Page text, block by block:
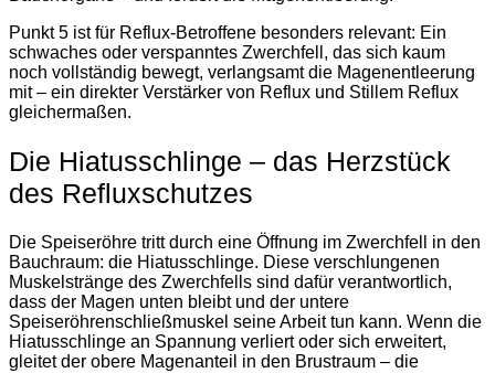
Punkt 5 ist für Reflux-Betroffene besonders relevant: Ein
schwaches oder verspanntes Zwerchfell, das sich kaum
noch vollständig bewegt, verlangsamt die Magenentleerung
mit – ein direkter Verstärker von Reflux und Stillem Reflux
gleichermaßen.
Die Hiatusschlinge – das Herzstück
des Refluxschutzes
Die Speiseröhre tritt durch eine Öffnung im Zwerchfell in den
Bauchraum: die Hiatusschlinge. Diese verschlungenen
Muskelstränge des Zwerchfells sind dafür verantwortlich,
dass der Magen unten bleibt und der untere
Speiseröhrenschließmuskel seine Arbeit tun kann. Wenn die
Hiatusschlinge an Spannung verliert oder sich erweitert,
gleitet der obere Magenanteil in den Brustraum – die